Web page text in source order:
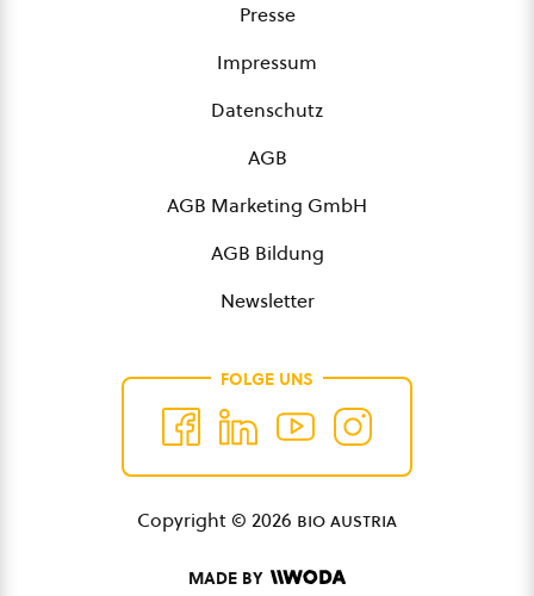
Presse
Impressum
Datenschutz
AGB
AGB Marketing GmbH
AGB Bildung
Newsletter
FOLGE UNS
Copyright © 2026 bio austria
MADE BY